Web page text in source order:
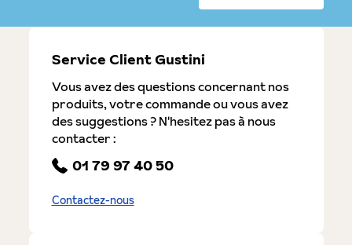
Service Client Gustini
Vous avez des questions concernant nos
produits, votre commande ou vous avez
des suggestions ? N'hesitez pas à nous
contacter :
01 79 97 40 50
Contactez-nous